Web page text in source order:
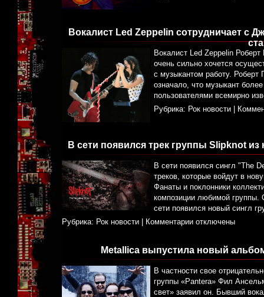
Вокалист Led Zeppelin сотрудничает с
Вокалист Led Zeppelin
очень сильно хочется
с музыкантом работу.
означало, что музыкант
пользователями всемирно
Рубрика: Рок новости
В сети появился трек группы Slipknot
В сети появился сингл "The
треков, которые войдут в
Фанаты и поклонники
композиции любимой группы.
сети появился новый сингл
Рубрика: Рок новости Комментарии отключены
Metallica выпустила новый
В частности свое
группы «Pantera» Фил
свет» заявил он. Бывший